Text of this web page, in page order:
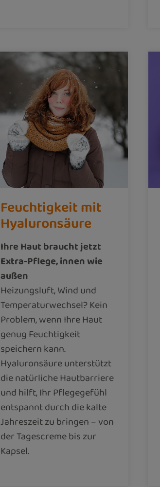
Feuchtigkeit mit
Hyaluronsäure
Ihre Haut braucht jetzt
Extra-Pflege, innen wie
außen
Heizungsluft, Wind und
Temperaturwechsel? Kein
Problem, wenn Ihre Haut
genug Feuchtigkeit
speichern kann.
Hyaluronsäure unterstützt
die natürliche Hautbarriere
und hilft, Ihr Pflegegefühl
entspannt durch die kalte
Jahreszeit zu bringen – von
der Tagescreme bis zur
Kapsel.